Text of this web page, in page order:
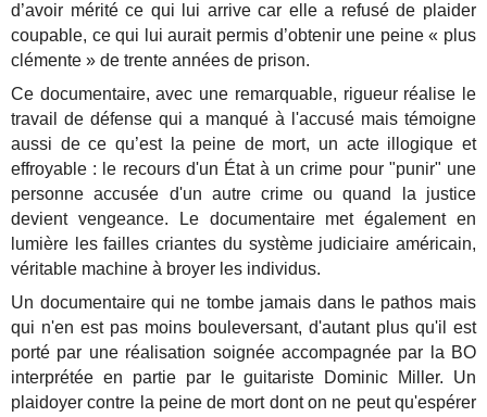
d’avoir mérité ce qui lui arrive car elle a refusé de plaider
coupable, ce qui lui aurait permis d’obtenir une peine « plus
clémente » de trente années de prison.
Ce documentaire, avec une remarquable, rigueur réalise le
travail de défense qui a manqué à l'accusé mais témoigne
aussi de ce qu’est la peine de mort, un acte illogique et
effroyable : le recours d'un État à un crime pour "punir" une
personne accusée d'un autre crime ou quand la justice
devient vengeance. Le documentaire met également en
lumière les failles criantes du système judiciaire américain,
véritable machine à broyer les individus.
Un documentaire qui ne tombe jamais dans le pathos mais
qui n'en est pas moins bouleversant, d'autant plus qu'il est
porté par une réalisation soignée accompagnée par la BO
interprétée en partie par le guitariste Dominic Miller. Un
plaidoyer contre la peine de mort dont on ne peut qu'espérer